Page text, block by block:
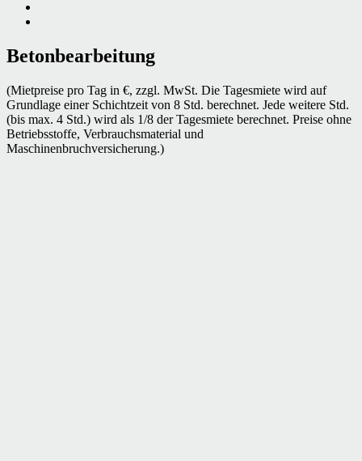
Betonbearbeitung
(Mietpreise pro Tag in €, zzgl. MwSt. Die Tagesmiete wird auf
Grundlage einer Schichtzeit von 8 Std. berechnet. Jede weitere Std.
(bis max. 4 Std.) wird als 1/8 der Tagesmiete berechnet. Preise ohne
Betriebsstoffe, Verbrauchsmaterial und
Maschinenbruchversicherung.)